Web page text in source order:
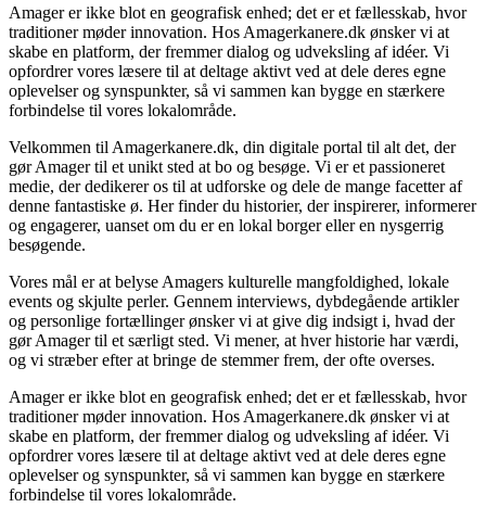
Amager er ikke blot en geografisk enhed; det er et fællesskab, hvor
traditioner møder innovation. Hos Amagerkanere.dk ønsker vi at
skabe en platform, der fremmer dialog og udveksling af idéer. Vi
opfordrer vores læsere til at deltage aktivt ved at dele deres egne
oplevelser og synspunkter, så vi sammen kan bygge en stærkere
forbindelse til vores lokalområde.
Velkommen til Amagerkanere.dk, din digitale portal til alt det, der
gør Amager til et unikt sted at bo og besøge. Vi er et passioneret
medie, der dedikerer os til at udforske og dele de mange facetter af
denne fantastiske ø. Her finder du historier, der inspirerer, informerer
og engagerer, uanset om du er en lokal borger eller en nysgerrig
besøgende.
Vores mål er at belyse Amagers kulturelle mangfoldighed, lokale
events og skjulte perler. Gennem interviews, dybdegående artikler
og personlige fortællinger ønsker vi at give dig indsigt i, hvad der
gør Amager til et særligt sted. Vi mener, at hver historie har værdi,
og vi stræber efter at bringe de stemmer frem, der ofte overses.
Amager er ikke blot en geografisk enhed; det er et fællesskab, hvor
traditioner møder innovation. Hos Amagerkanere.dk ønsker vi at
skabe en platform, der fremmer dialog og udveksling af idéer. Vi
opfordrer vores læsere til at deltage aktivt ved at dele deres egne
oplevelser og synspunkter, så vi sammen kan bygge en stærkere
forbindelse til vores lokalområde.